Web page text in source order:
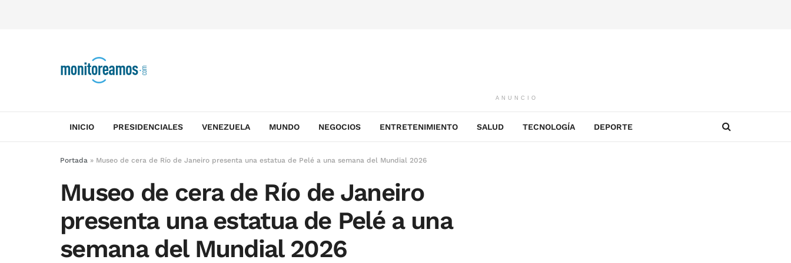
ANUNCIO
INICIO PRESIDENCIALES VENEZUELA MUNDO NEGOCIOS ENTRETENIMIENTO SALUD TECNOLOGÍA DEPORTE
Portada » Museo de cera de Río de Janeiro presenta una estatua de Pelé a una semana del Mundial 2026
Museo de cera de Río de Janeiro
presenta una estatua de Pelé a una
semana del Mundial 2026